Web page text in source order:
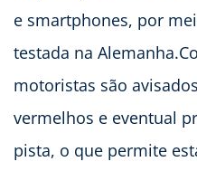
e smartphones, por
testada na
motoristas são
vermelhos e eventual
pista, o que permite